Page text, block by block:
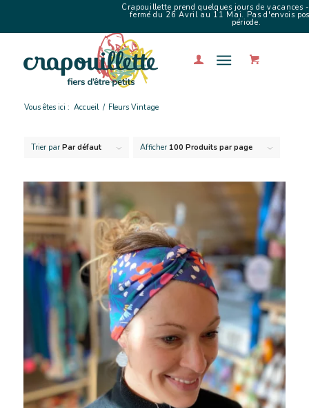
Crapouillette prend quelques jours de vacances
fermé du 26 Avril au 11 Mai. Pas d'envois
période.
Vous êtes ici : Accueil / Fleurs Vintage
Trier par Par défaut Afficher 100 Produits par page